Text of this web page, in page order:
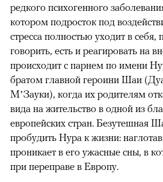
редкого психогенного
котором подросток под
стресса полностью уходит в себя,
говорить, есть и реагировать на
происходит с парнем по имени
братом главной героини Шаи
М’Зауки), когда их родителям
вида на жительство в одной из
европейских стран. Безутешная
пробудить Нура к жизни:
проникает в его ужасные сны, в
при переправе в Европу.